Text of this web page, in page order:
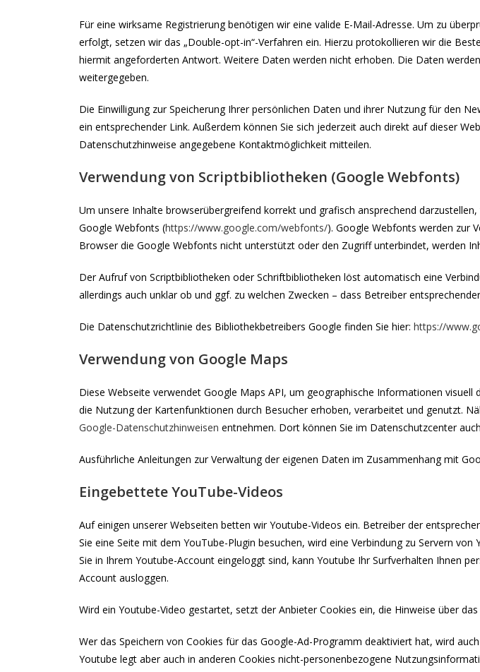
Für eine wirksame Registrierung benötigen wir eine valide E-Mail-Adresse. Um zu
erfolgt, setzen wir das „Double-opt-in“-Verfahren ein. Hierzu protokollieren wir die
hiermit angeforderten Antwort. Weitere Daten werden nicht erhoben. Die Daten
weitergegeben.
Die Einwilligung zur Speicherung Ihrer persönlichen Daten und ihrer Nutzung für den
ein entsprechender Link. Außerdem können Sie sich jederzeit auch direkt auf dieser
Datenschutzhinweise angegebene Kontaktmöglichkeit mitteilen.
Verwendung von Scriptbibliotheken (Google Webfonts)
Um unsere Inhalte browserübergreifend korrekt und grafisch ansprechend
Google Webfonts (https://www.google.com/webfonts/). Google Webfonts werden zur
Browser die Google Webfonts nicht unterstützt oder den Zugriff unterbindet, werden
Der Aufruf von Scriptbibliotheken oder Schriftbibliotheken löst automatisch eine
allerdings auch unklar ob und ggf. zu welchen Zwecken – dass Betreiber
Die Datenschutzrichtlinie des Bibliothekbetreibers Google finden Sie hier: https://
Verwendung von Google Maps
Diese Webseite verwendet Google Maps API, um geographische Informationen
die Nutzung der Kartenfunktionen durch Besucher erhoben, verarbeitet und genutzt.
Google-Datenschutzhinweisen entnehmen. Dort können Sie im Datenschutzcenter
Ausführliche Anleitungen zur Verwaltung der eigenen Daten im Zusammenhang mit
Eingebettete YouTube-Videos
Auf einigen unserer Webseiten betten wir Youtube-Videos ein. Betreiber der
Sie eine Seite mit dem YouTube-Plugin besuchen, wird eine Verbindung zu Servern
Sie in Ihrem Youtube-Account eingeloggt sind, kann Youtube Ihr Surfverhalten Ihnen
Account ausloggen.
Wird ein Youtube-Video gestartet, setzt der Anbieter Cookies ein, die Hinweise über
Wer das Speichern von Cookies für das Google-Ad-Programm deaktiviert hat, wird
Youtube legt aber auch in anderen Cookies nicht-personenbezogene